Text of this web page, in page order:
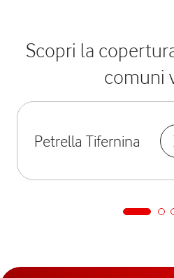
Scopri la
comuni
Petrella Tifernina